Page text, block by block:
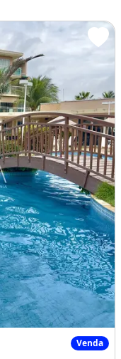
Beach - Porteira
Venda